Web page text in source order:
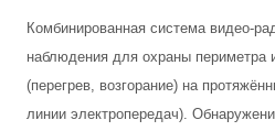
Комбинированная система видео-
наблюдения для охраны периметра
(перегрев, возгорание) на
линии электропередач).